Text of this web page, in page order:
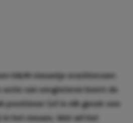
H&M-nieuwtje erachteraan:
van eergisteren komt de
positiever (of in elk geval: een
het nieuws. Wat wil het